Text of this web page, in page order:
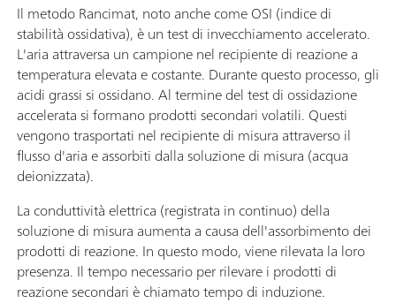
Il metodo Rancimat, noto anche come OSI (indice di
stabilità ossidativa), è un test di invecchiamento accelerato.
L'aria attraversa un campione nel recipiente di reazione a
temperatura elevata e costante. Durante questo processo, gli
acidi grassi si ossidano. Al termine del test di ossidazione
accelerata si formano prodotti secondari volatili. Questi
vengono trasportati nel recipiente di misura attraverso il
flusso d'aria e assorbiti dalla soluzione di misura (acqua
deionizzata).
La conduttività elettrica (registrata in continuo) della
soluzione di misura aumenta a causa dell'assorbimento dei
prodotti di reazione. In questo modo, viene rilevata la loro
presenza. Il tempo necessario per rilevare i prodotti di
reazione secondari è chiamato tempo di induzione.